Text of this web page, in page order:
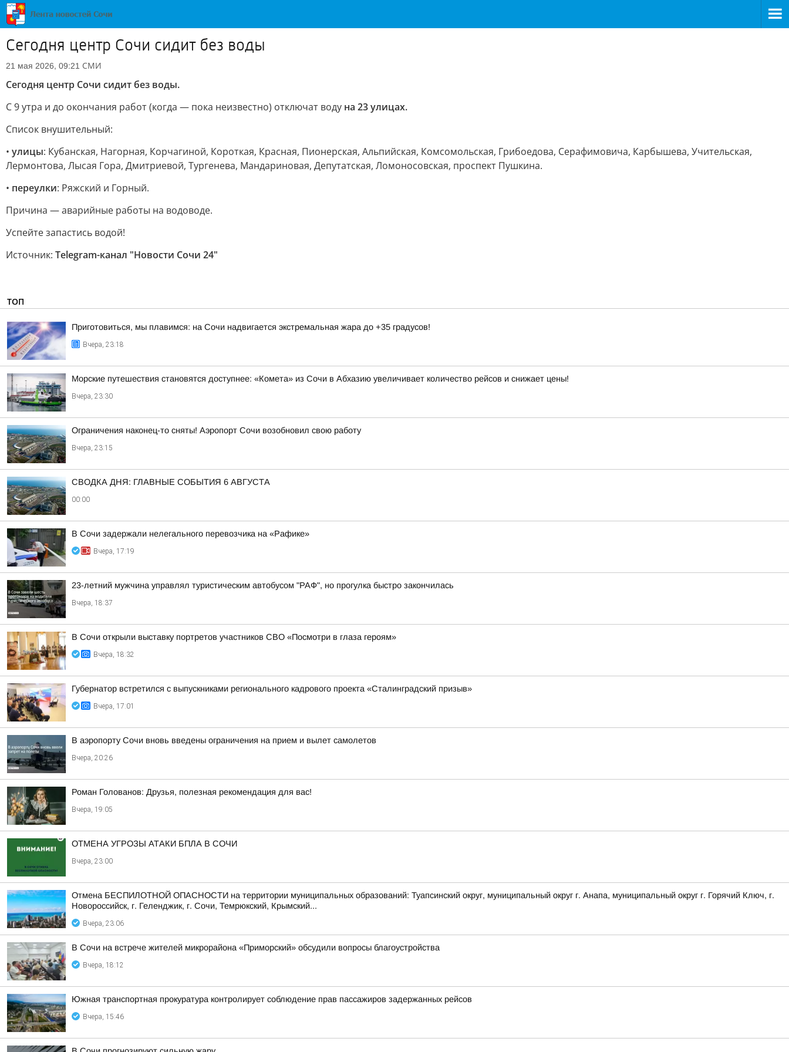
Сегодня центр Сочи сидит без воды
21 мая 2026, 09:21 СМИ
Сегодня центр Сочи сидит без воды.
С 9 утра и до окончания работ (когда — пока неизвестно) отключат воду на 23 улицах.
Список внушительный:
• улицы: Кубанская, Нагорная, Корчагиной, Короткая, Красная, Пионерская, Альпийская, Комсомольская, Грибоедова, Серафимовича, Карбышева, Учительская,
Лермонтова, Лысая Гора, Дмитриевой, Тургенева, Мандариновая, Депутатская, Ломоносовская, проспект Пушкина.
• переулки: Ряжский и Горный.
Причина — аварийные работы на водоводе.
Успейте запастись водой!
Источник: Telegram-канал "Новости Сочи 24"
ТОП
Приготовиться, мы плавимся: на Сочи надвигается экстремальная жара до +35 градусов!
Вчера, 23:18
Морские путешествия становятся доступнее: «Комета» из Сочи в Абхазию увеличивает количество рейсов и снижает цены!
Вчера, 23:30
Ограничения наконец-то сняты! Аэропорт Сочи возобновил свою работу
Вчера, 23:15
СВОДКА ДНЯ: ГЛАВНЫЕ СОБЫТИЯ 6 АВГУСТА
00:00
В Сочи задержали нелегального перевозчика на «Рафике»
Вчера, 17:19
23-летний мужчина управлял туристическим автобусом "РАФ", но прогулка быстро закончилась
Вчера, 18:37
В Сочи открыли выставку портретов участников СВО «Посмотри в глаза героям»
Вчера, 18:32
Губернатор встретился с выпускниками регионального кадрового проекта «Сталинградский призыв»
Вчера, 17:01
В аэропорту Сочи вновь введены ограничения на прием и вылет самолетов
Вчера, 20:26
Роман Голованов: Друзья, полезная рекомендация для вас!
Вчера, 19:05
ОТМЕНА УГРОЗЫ АТАКИ БПЛА В СОЧИ
Вчера, 23:00
Отмена БЕСПИЛОТНОЙ ОПАСНОСТИ на территории муниципальных образований: Туапсинский округ, муниципальный округ г. Анапа, муниципальный округ г. Горячий Ключ, г.
Новороссийск, г. Геленджик, г. Сочи, Темрюкский, Крымский...
Вчера, 23:06
В Сочи на встрече жителей микрорайона «Приморский» обсудили вопросы благоустройства
Вчера, 18:12
Южная транспортная прокуратура контролирует соблюдение прав пассажиров задержанных рейсов
Вчера, 15:46